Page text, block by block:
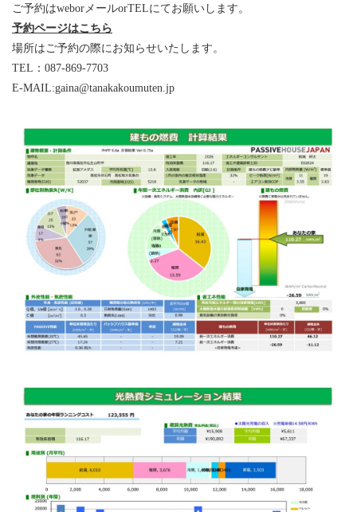
ご予約はweborメールorTELにてお願いします。
予約ページはこちら
場所はご予約の際にお知らせいたします。
TEL：087-869-7703
E-MAIL:gaina@tanakakoumuten.jp